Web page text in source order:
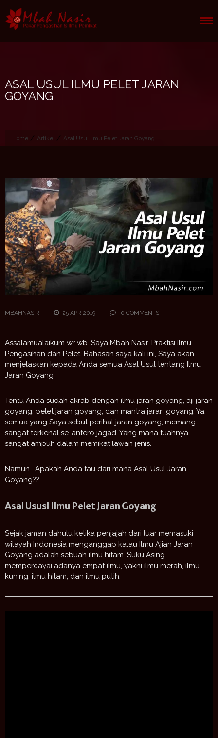
to
content
ASAL USUL ILMU PELET JARAN
GOYANG
Home / Artikel / Asal Usul Ilmu Pelet Jaran Goyang
MBAHNASIR 25 APR 2019 0 COMMENTS
Assalamualaikum wr wb. Saya Mbah Nasir. Praktisi Ilmu
Pengasihan dan Pelet. Bahasan saya kali ini, Saya akan
menjelaskan kepada Anda semua Asal Usul tentang Ilmu
Jaran Goyang.
Tentu Anda sudah akrab dengan ilmu jaran goyang, aji jaran
goyang, pelet jaran goyang, dan mantra jaran goyang. Ya,
semua yang Saya sebut perihal jaran goyang, memang
sangat terkenal se-antero jagad. Yang mana tuahnya
sangat ampuh dalam memikat lawan jenis.
Namun… Apakah Anda tau dari mana Asal Usul Jaran
Goyang??
Asal Ususl Ilmu Pelet Jaran Goyang
Sejak jaman dahulu ketika penjajah dari luar memasuki
wilayah Indonesia menganggap kalau Ilmu Ajian Jaran
Goyang adalah sebuah ilmu hitam. Suku Asing
mempercayai adanya empat ilmu, yakni ilmu merah, ilmu
kuning, ilmu hitam, dan ilmu putih.